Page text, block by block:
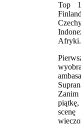
Top
Afryki.